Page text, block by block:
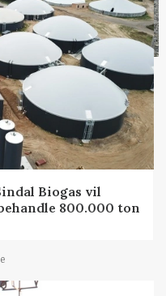
Biogas vil
800.000 ton